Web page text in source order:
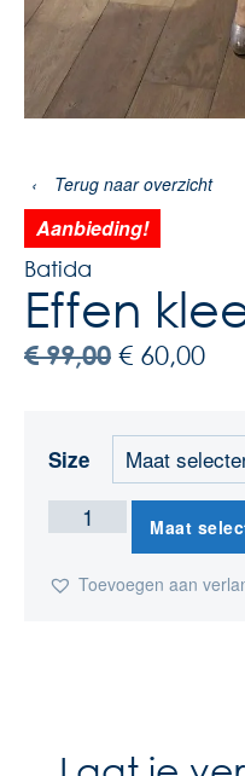
‹ Terug naar overzicht
Aanbieding!
Batida
Effen
€99,00 € 60,00
Size
Maat
Toevoegen aan